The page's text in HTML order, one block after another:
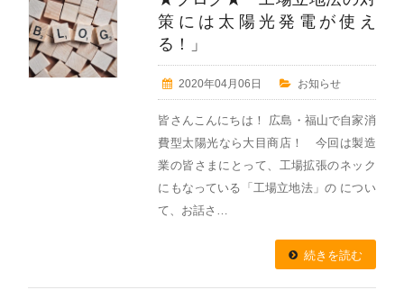
策には太陽光発電が使え
る！」
2020年04月06日 お知らせ
皆さんこんにちは！ 広島・福山で自家消
費型太陽光なら大目商店！ 今回は製造
業の皆さまにとって、工場拡張のネック
にもなっている「工場立地法」の につい
て、お話さ…
続きを読む